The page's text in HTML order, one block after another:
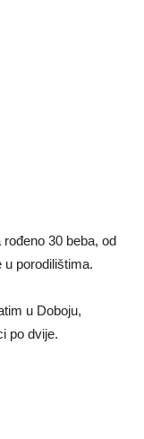
30 beba, od
u porodilištima.
u Doboju,
po dvije.